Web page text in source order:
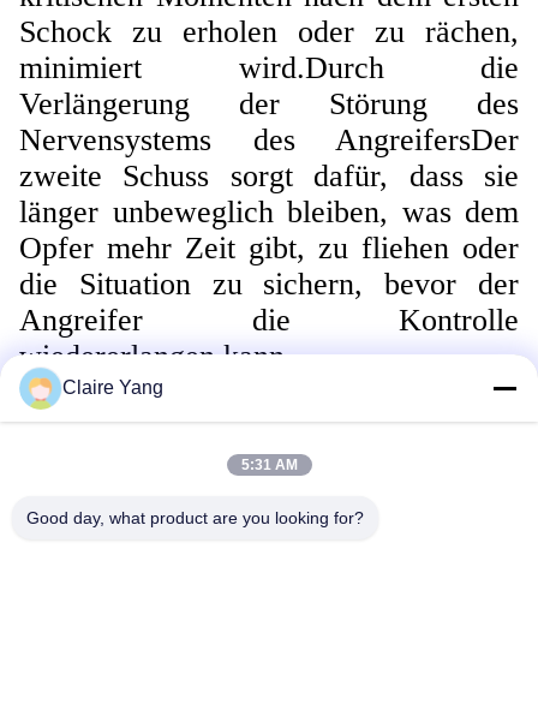
Schock zu erholen oder zu rächen,
minimiert wird.Durch die
Verlängerung der Störung des
Nervensystems des AngreifersDer
zweite Schuss sorgt dafür, dass sie
länger unbeweglich bleiben, was dem
Opfer mehr Zeit gibt, zu fliehen oder
die Situation zu sichern, bevor der
Angreifer die Kontrolle
wiedererlangen kann.
Sicherheitsschlagpistole
Claire Yang
5:31 AM
Good day, what product are you looking for?